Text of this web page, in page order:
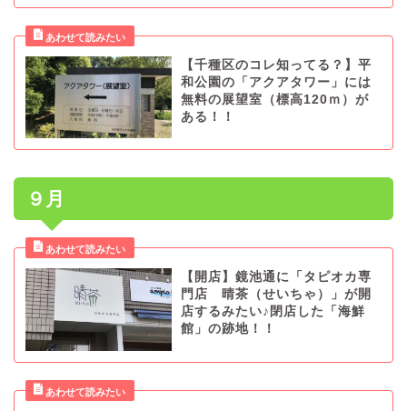
【千種区のコレ知ってる？】平
和公園の「アクアタワー」には
無料の展望室（標高120ｍ）が
ある！！
９月
【開店】鏡池通に「タピオカ専
門店 晴茶（せいちゃ）」が開
店するみたい♪閉店した「海鮮
館」の跡地！！